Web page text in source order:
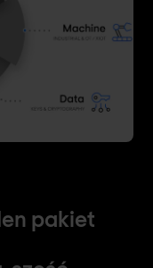
pakiet